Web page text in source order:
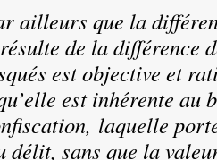
ailleurs que la
de la différence
est objective et
est inhérente au
laquelle
délit, sans que la